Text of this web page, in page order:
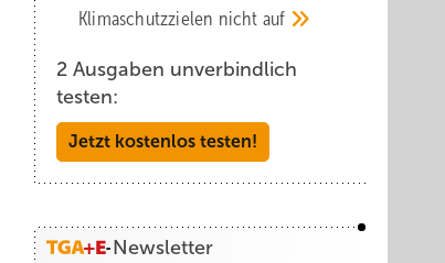
Klima­schutz­zielen nicht auf
2 Ausgaben unverbindlich
testen:
Jetzt kostenlos testen!
Newsletter